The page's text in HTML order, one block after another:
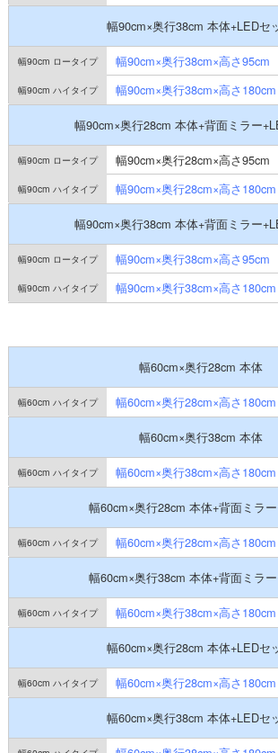
幅90cm×奥行38cm 本体+LEDセ
幅90cm×奥行38cm×高さ95cm
幅90cm×奥行38cm×高さ180cm
幅90cm×奥行28cm 本体+背面ミラー
幅90cm×奥行28cm×高さ95cm
幅90cm×奥行28cm×高さ180cm
幅90cm×奥行38cm 本体+背面ミラー
幅90cm×奥行38cm×高さ95cm
幅90cm×奥行38cm×高さ180cm
幅60cm×奥行28cm 本体
幅60cm×奥行28cm×高さ180cm
幅60cm×奥行38cm 本体
幅60cm×奥行38cm×高さ180cm
幅60cm×奥行28cm 本体+背面ミラ
幅60cm×奥行28cm×高さ180cm
幅60cm×奥行38cm 本体+背面ミラ
幅60cm×奥行38cm×高さ180cm
幅60cm×奥行28cm 本体+LEDセ
幅60cm×奥行28cm×高さ180cm
幅60cm×奥行38cm 本体+LEDセ